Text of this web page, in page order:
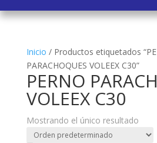
Inicio / Productos etiquetados
PARACHOQUES VOLEEX C30”
PERNO
VOLEEX C30
Mostrando el único resultado